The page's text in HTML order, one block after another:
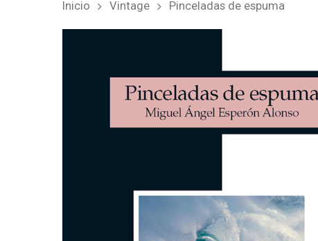
Inicio Vintage Pinceladas de espuma